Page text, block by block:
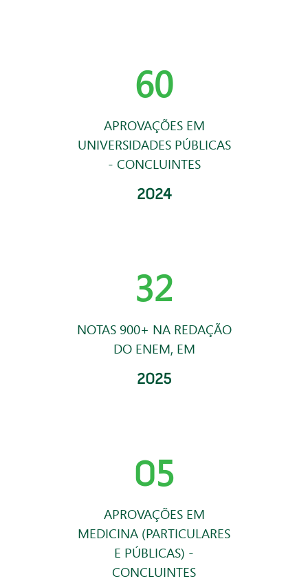
60
APROVAÇÕES EM
UNIVERSIDADES PÚBLICAS
- CONCLUINTES
2024
32
NOTAS 900+ NA REDAÇÃO
DO ENEM, EM
2025
05
APROVAÇÕES EM
MEDICINA (PARTICULARES
E PÚBLICAS) -
CONCLUINTES